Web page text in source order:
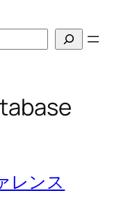
レンス